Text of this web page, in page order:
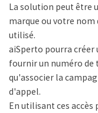
La solution peut être
marque ou votre
utilisé.
aiSperto pourra créer
fournir un numéro de
qu'associer la
d'appel.
En utilisant ces